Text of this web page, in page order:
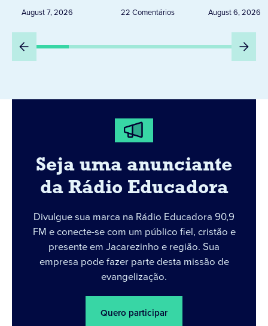
August 7, 2026 22 Comentários
Peru
August 6, 2026
Seja uma anunciante
da Rádio Educadora
Divulgue sua marca na Rádio Educadora 90,9
FM e conecte-se com um público fiel, cristão e
presente em Jacarezinho e região. Sua
empresa pode fazer parte desta missão de
evangelização.
Quero participar